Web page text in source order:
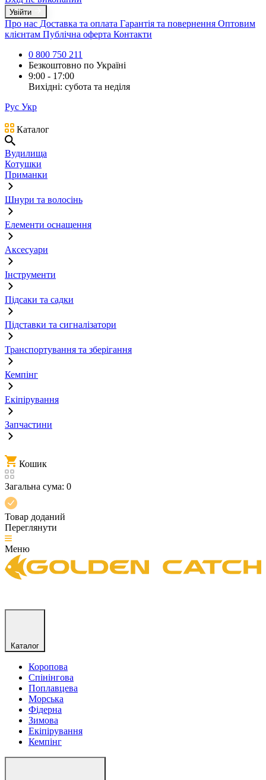
Увійти
Про нас Доставка та оплата Гарантія та повернення Оптовим
клієнтам Публічна оферта Контакти
0 800 750 211
Безкоштовно по Україні
9:00 - 17:00
Вихідні: субота та неділя
Рус Укр
Каталог
Вудилища
Котушки
Приманки
Шнури та волосінь
Елементи оснащення
Аксесуари
Інструменти
Підсаки та садки
Підставки та сигналізатори
Транспортування та зберігання
Кемпінг
Екіпірування
Запчастини
Кошик
Загальна сума: 0
Товар доданий
Переглянути
Меню
Каталог
Коропова
Спінінгова
Поплавцева
Морська
Фідерна
Зимова
Екіпірування
Кемпінг